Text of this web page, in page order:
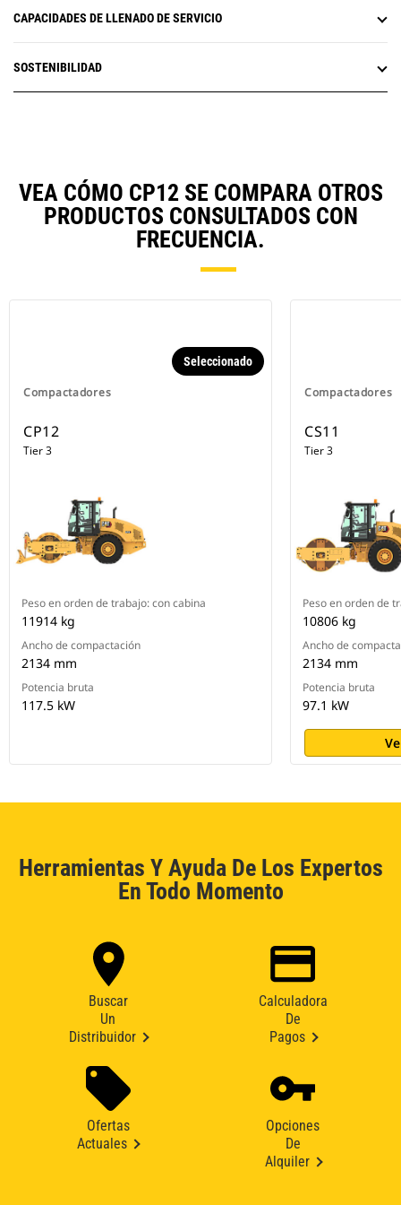
CAPACIDADES DE LLENADO DE SERVICIO
SOSTENIBILIDAD
VEA CÓMO CP12 SE COMPARA OTROS
PRODUCTOS CONSULTADOS CON
FRECUENCIA.
Compactadores
Seleccionado
CP12
Tier 3
Peso en orden de trabajo: con cabina
11914 kg
Ancho de compactación
2134 mm
Potencia bruta
117.5 kW
Compactadores
CS11
Tier 3
Peso en orden de
10806 kg
Ancho de
2134 mm
Potencia bruta
97.1 kW
Herramientas Y Ayuda De Los Expertos
En Todo Momento
Buscar
Un
Distribuidor
Calculadora
De
Pagos
Ofertas
Actuales
Opciones
De
Alquiler